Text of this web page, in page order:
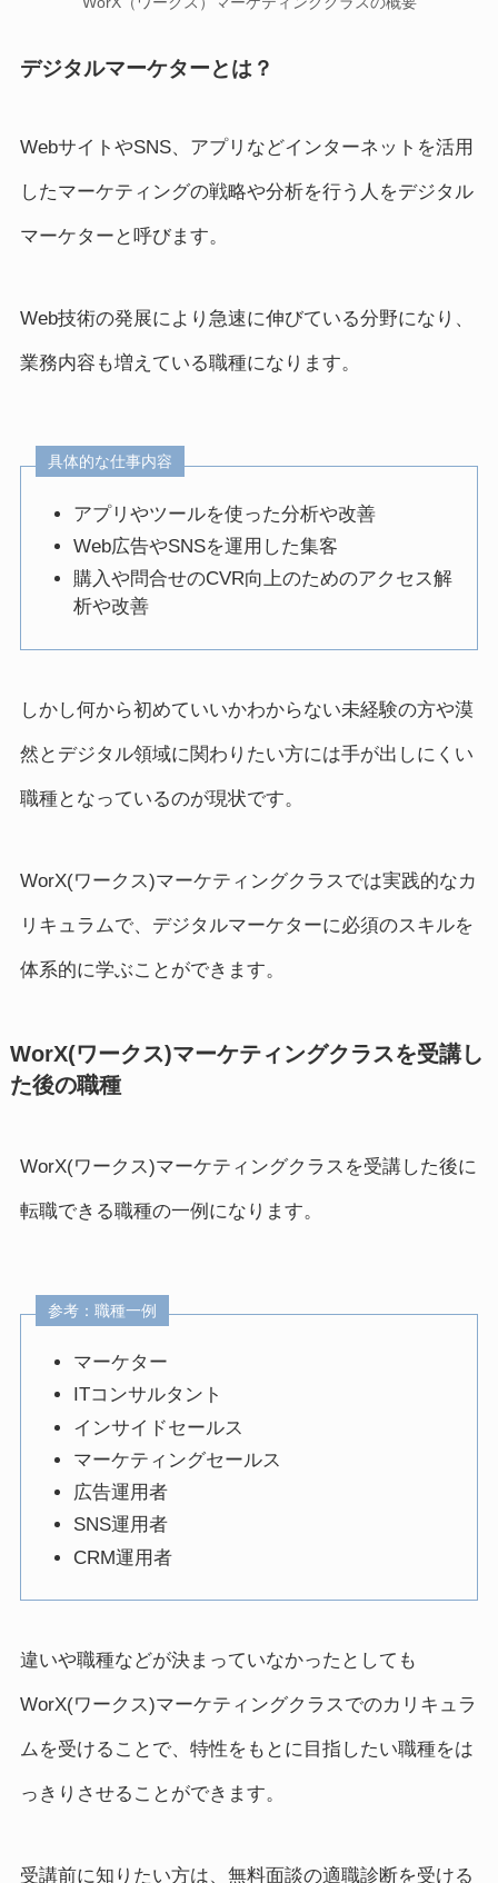
デジタルマーケターとは？
WebサイトやSNS、アプリなどインターネットを活用
したマーケティングの戦略や分析を行う人をデジタル
マーケターと呼びます。
Web技術の発展により急速に伸びている分野になり、
業務内容も増えている職種になります。
具体的な仕事内容
アプリやツールを使った分析や改善
Web広告やSNSを運用した集客
購入や問合せのCVR向上のためのアクセス解
析や改善
しかし何から初めていいかわからない未経験の方や漠
然とデジタル領域に関わりたい方には手が出しにくい
職種となっているのが現状です。
WorX(ワークス)マーケティングクラスでは実践的なカ
リキュラムで、デジタルマーケターに必須のスキルを
体系的に学ぶことができます。
WorX(ワークス)マーケティングクラスを受講し
た後の職種
WorX(ワークス)マーケティングクラスを受講した後に
転職できる職種の一例になります。
参考：職種一例
マーケター
ITコンサルタント
インサイドセールス
マーケティングセールス
広告運用者
SNS運用者
CRM運用者
違いや職種などが決まっていなかったとしても
WorX(ワークス)マーケティングクラスでのカリキュラ
ムを受けることで、特性をもとに目指したい職種をは
っきりさせることができます。
受講前に知りたい方は、無料面談の適職診断を受ける